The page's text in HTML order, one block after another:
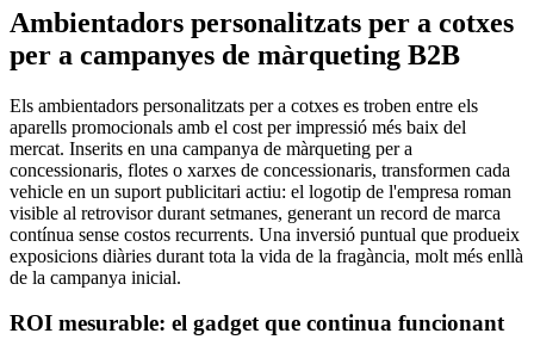
Ambientadors personalitzats per a cotxes
per a campanyes de màrqueting B2B
Els ambientadors personalitzats per a cotxes es troben entre els
aparells promocionals amb el cost per impressió més baix del
mercat. Inserits en una campanya de màrqueting per a
concessionaris, flotes o xarxes de concessionaris, transformen cada
vehicle en un suport publicitari actiu: el logotip de l'empresa roman
visible al retrovisor durant setmanes, generant un record de marca
contínua sense costos recurrents. Una inversió puntual que produeix
exposicions diàries durant tota la vida de la fragància, molt més enllà
de la campanya inicial.
ROI mesurable: el gadget que continua funcionant